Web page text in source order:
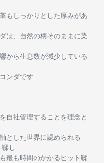
もしっかりとした厚みがあ
は、自然の柄そのままに染
から生息数が減少している
ンダです
自社管理することを理念と
とした世界に認められる
し
最も時間のかかるピット鞣